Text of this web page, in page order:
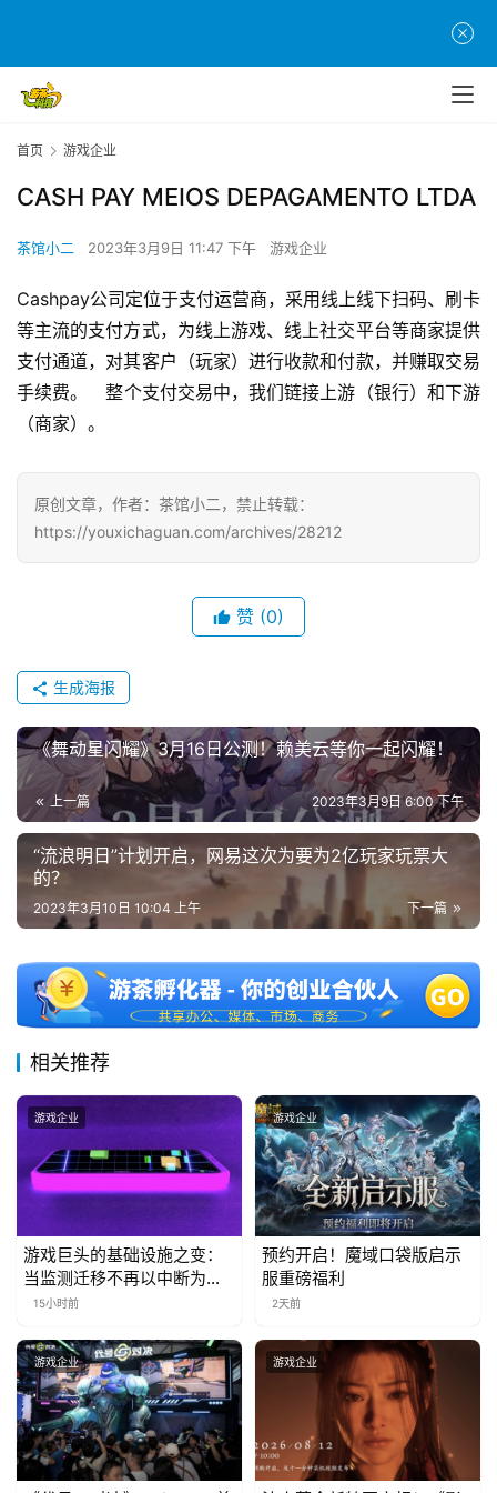
页
茶
创
戏
业
界
机
休
游
戏
2
2
十
三
茶
奖
7
月
3
日
游
茶
对
首页 游戏企业
CASH PAY MEIOS DEPAGAMENTO LTDA
茶馆小二 2023年3月9日 11:47 下午 游戏企业
Cashpay公司定位于支付运营商，采用线上线下扫码、刷卡
等主流的支付方式，为线上游戏、线上社交平台等商家提供
支付通道，对其客户（玩家）进行收款和付款，并赚取交易
手续费。	整个支付交易中，我们链接上游（银行）和下游
（商家）。
原创文章，作者：茶馆小二，禁止转载：
https://youxichaguan.com/archives/28212
赞 (0)
生成海报
《舞动星闪耀》3月16日公测！赖美云等你一起闪耀！
上一篇 2023年3月9日 6:00 下午
“流浪明日”计划开启，网易这次为要为2亿玩家玩票大
的？
下一篇
2023年3月10日 10:04 上午
相关推荐
游戏企业
游戏巨头的基础设施之变：
当监测迁移不再以中断为代
价15小时前
游戏企业
预约开启！魔域口袋版启示
服重磅福利
2天前
游戏企业 游戏企业